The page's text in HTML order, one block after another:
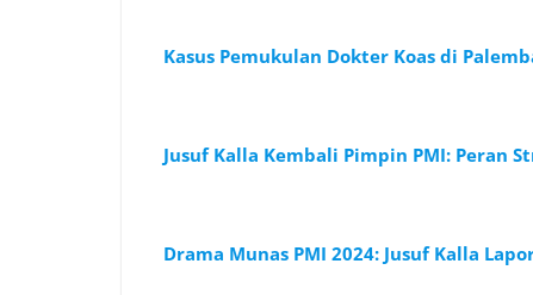
Kasus Pemukulan Dokter Koas di
Jusuf Kalla Kembali Pimpin PMI: Peran
Drama Munas PMI 2024: Jusuf Kalla